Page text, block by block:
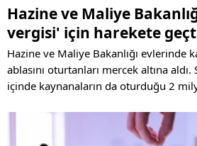
Hazine ve Maliye
vergisi' için harekete
Hazine ve Maliye Bakanlığı evlerinde
ablasını oturtanları mercek altına
içinde kaynanaların da oturduğu 2
ödemenin alınabileceğine dikkat çekiyor.